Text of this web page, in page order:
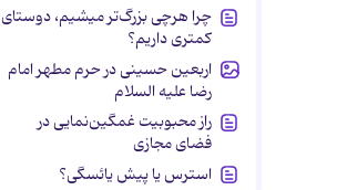
چرا هرچی بزرگ‌تر میشیم، دوستای
کمتری داریم؟
اربعین حسینی در حرم مطهر امام
رضا علیه السلام
راز محبوبیت غمگین‌نمایی در
فضای مجازی
استرس یا پیش یائسگی؟